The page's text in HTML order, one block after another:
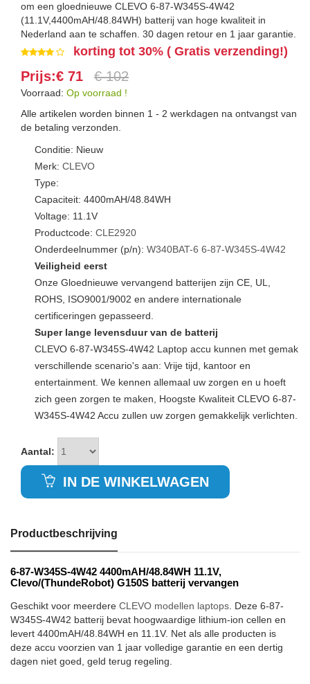
om een gloednieuwe CLEVO 6-87-W345S-4W42
(11.1V,4400mAH/48.84WH) batterij van hoge kwaliteit in
Nederland aan te schaffen. 30 dagen retour en 1 jaar garantie.
korting tot 30% ( Gratis verzending!)
Prijs:€ 71 € 102
Voorraad: Op voorraad !
Alle artikelen worden binnen 1 - 2 werkdagen na ontvangst van
de betaling verzonden.
Conditie: Nieuw
Merk: CLEVO
Type:
Capaciteit: 4400mAH/48.84WH
Voltage: 11.1V
Productcode: CLE2920
Onderdeelnummer (p/n): W340BAT-6 6-87-W345S-4W42
Veiligheid eerst
Onze Gloednieuwe vervangend batterijen zijn CE, UL,
ROHS, ISO9001/9002 en andere internationale
certificeringen gepasseerd.
Super lange levensduur van de batterij
CLEVO 6-87-W345S-4W42 Laptop accu kunnen met gemak
verschillende scenario's aan: Vrije tijd, kantoor en
entertainment. We kennen allemaal uw zorgen en u hoeft
zich geen zorgen te maken, Hoogste Kwaliteit CLEVO 6-87-
W345S-4W42 Accu zullen uw zorgen gemakkelijk verlichten.
Aantal:
IN DE WINKELWAGEN
Productbeschrijving
6-87-W345S-4W42 4400mAH/48.84WH 11.1V,
Clevo/(ThundeRobot) G150S batterij vervangen
Geschikt voor meerdere CLEVO modellen laptops . Deze 6-87-
W345S-4W42 batterij bevat hoogwaardige lithium-ion cellen en
levert 4400mAH/48.84WH en 11.1V. Net als alle producten is
deze accu voorzien van 1 jaar volledige garantie en een dertig
dagen niet goed, geld terug regeling.